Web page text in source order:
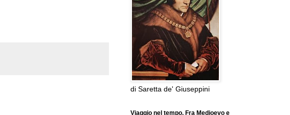
di Saretta de' Giuseppini
Viaggio nel tempo. Fra Medioevo e